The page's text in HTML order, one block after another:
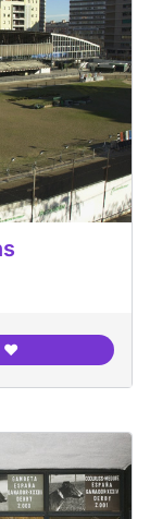
❤️Canòdrom